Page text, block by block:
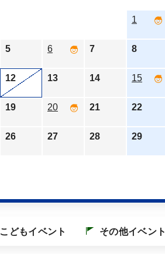
1
5 6 7 8
12 13 14 15
19 20 21 22
26 27 28 29
こどもイベント その他イベント